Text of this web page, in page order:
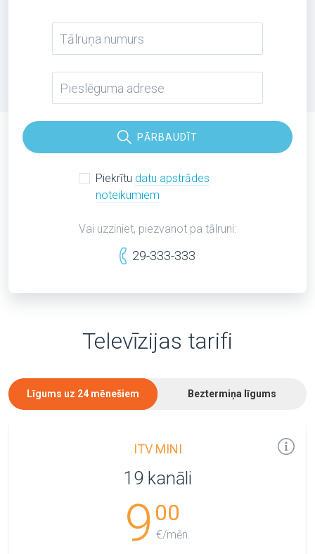
PĀRBAUDĪT
Piekrītu datu apstrādes
noteikumiem
Vai uzziniet, piezvanot pa tālruni:
29-333-333
Televīzijas tarifi
Līgums uz 24 mēnešiem Beztermiņa līgums
ITV MINI
19 kanāli
9 00
€/mēn.